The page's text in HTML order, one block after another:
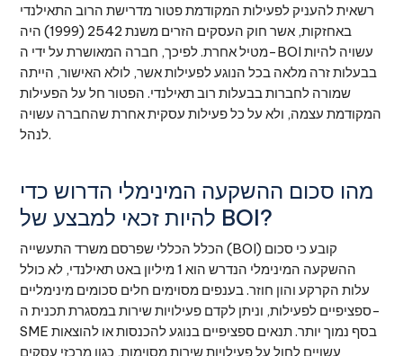
רשאית להעניק לפעילות המקודמת פטור מדרישת הרוב התאילנדי
באחזקות, אשר חוק העסקים הזרים משנת 2542 (1999) היה
מטיל אחרת. לפיכך, חברה המאושרת על ידי ה-BOI עשויה להיות
בבעלות זרה מלאה בכל הנוגע לפעילות אשר, לולא האישור, הייתה
שמורה לחברות בבעלות רוב תאילנדי. הפטור חל על הפעילות
המקודמת עצמה, ולא על כל פעילות עסקית אחרת שהחברה עשויה
לנהל.
מהו סכום ההשקעה המינימלי הדרוש כדי
להיות זכאי למבצע של BOI?
הכלל הכללי שפרסם משרד התעשייה (BOI) קובע כי סכום
ההשקעה המינימלי הנדרש הוא 1 מיליון באט תאילנדי, לא כולל
עלות הקרקע והון חוזר. בענפים מסוימים חלים סכומים מינימליים
ספציפיים לפעילות, וניתן לקדם פעילויות שירות במסגרת תכנית ה-
SME בסף נמוך יותר. תנאים ספציפיים בנוגע להכנסות או להוצאות
עשויים לחול על פעילויות שירות מסוימות, כגון מרכזי עסקים